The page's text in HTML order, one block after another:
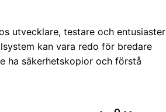
utvecklare, testare och entusiaster
kan vara redo för bredare
ha säkerhetskopior och förstå